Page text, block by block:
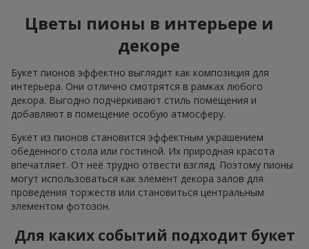
Цветы пионы в интерьере и
декоре
Букет пионов эффектно выглядит как композиция для
интерьера. Они отлично смотрятся в рамках любого
декора. Выгодно подчёркивают стиль помещения и
добавляют в помещение особую атмосферу.
Букет из пионов становится эффектным украшением
обеденного стола или гостиной. Их природная красота
впечатляет. От неё трудно отвести взгляд. Поэтому пионы
могут использоваться как элемент декора залов для
проведения торжеств или становиться центральным
элементом фотозон.
Для каких событий подходит букет